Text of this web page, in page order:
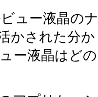
ュー液晶の
かされた分
ー液晶はど